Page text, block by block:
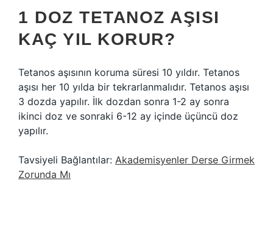
1 DOZ TETANOZ AŞISI
KAÇ YIL KORUR?
Tetanos aşısının koruma süresi 10 yıldır. Tetanos
aşısı her 10 yılda bir tekrarlanmalıdır. Tetanos aşısı
3 dozda yapılır. İlk dozdan sonra 1-2 ay sonra
ikinci doz ve sonraki 6-12 ay içinde üçüncü doz
yapılır.
Tavsiyeli Bağlantılar: Akademisyenler Derse Girmek
Zorunda Mı